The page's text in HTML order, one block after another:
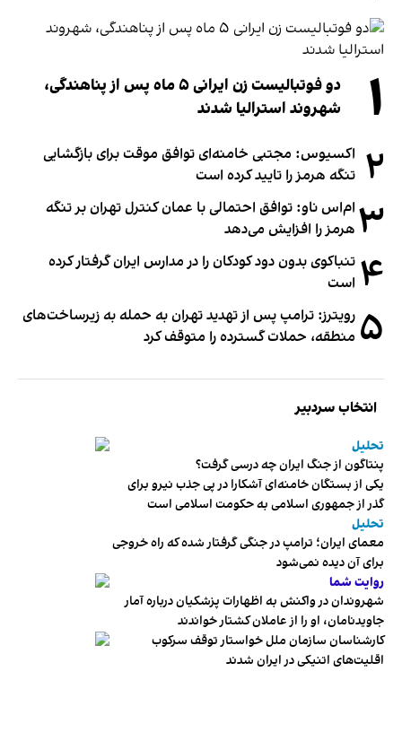
۱
دو فوتبالیست زن ایرانی ۵ ماه پس از پناهندگی،
شهروند استرالیا شدند
۲ اکسیوس: مجتبی خامنه‌ای توافق موقت برای بازگشایی
تنگه هرمز را تایید کرده است
۳ ام‌اس ناو: توافق احتمالی با عمان کنترل تهران بر تنگه
هرمز را افزایش می‌دهد
۴ تنباکوی بدون دود کودکان را در مدارس ایران گرفتار کرده
است
۵ رویترز: ترامپ پس از تهدید تهران به حمله به زیرساخت‌های
منطقه، حملات گسترده را متوقف کرد
انتخاب سردبیر
تحلیل
پنتاگون از جنگ ایران چه درسی گرفت؟
یکی از بستگان خامنه‌ای آشکارا در پی جذب نیرو برای
گذر از جمهوری اسلامی به حکومت اسلامی است
تحلیل
معمای ایران؛ ترامپ در جنگی گرفتار شده که راه خروجی
برای آن دیده نمی‌شود
روایت شما
شهروندان در واکنش به اظهارات پزشکیان درباره آمار
جاویدنامان، او را از عاملان کشتار خواندند
کارشناسان سازمان ملل خواستار توقف سرکوب
اقلیت‌های اتنیکی در ایران شدند